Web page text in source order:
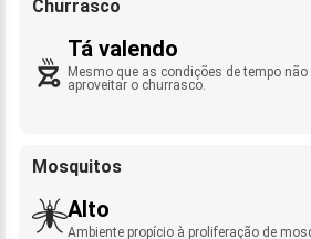
Churrasco
Tá valendo
Mesmo que as condições de tempo
aproveitar o churrasco.
Mosquitos
Alto
Ambiente propício à proliferação de